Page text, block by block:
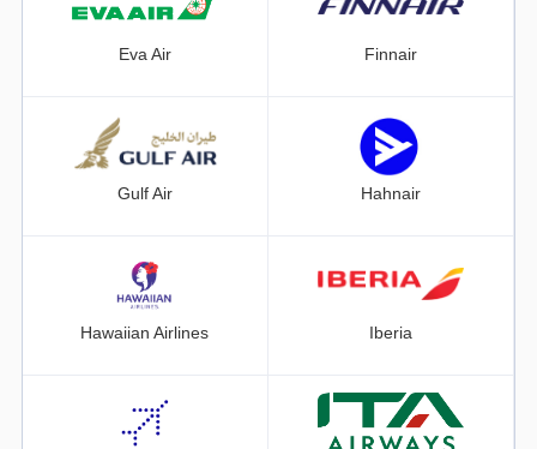
Eva Air Finnair
Gulf Air Hahnair
Hawaiian Airlines Iberia